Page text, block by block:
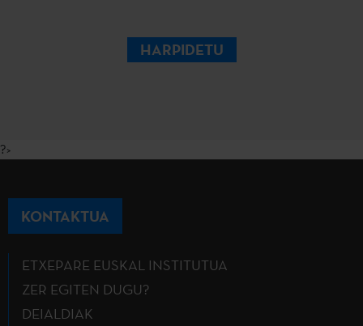
HARPIDETU
?>
KONTAKTUA
ETXEPARE EUSKAL INSTITUTUA
ZER EGITEN DUGU?
DEIALDIAK